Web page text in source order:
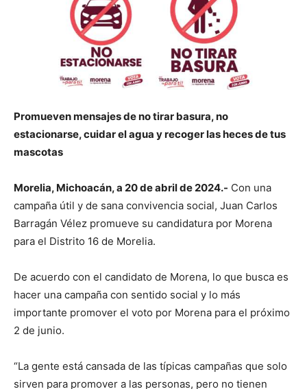
Promueven mensajes de no tirar basura, no
estacionarse, cuidar el agua y recoger las heces de tus
mascotas
Morelia, Michoacán, a 20 de abril de 2024.- Con una
campaña útil y de sana convivencia social, Juan Carlos
Barragán Vélez promueve su candidatura por Morena
para el Distrito 16 de Morelia.
De acuerdo con el candidato de Morena, lo que busca es
hacer una campaña con sentido social y lo más
importante promover el voto por Morena para el próximo
2 de junio.
“La gente está cansada de las típicas campañas que solo
sirven para promover a las personas, pero no tienen